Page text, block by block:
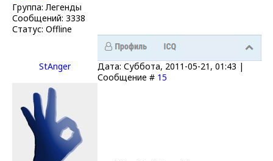
Группа: Легенды
Сообщений: 3338
Статус: Offline
StAnger
Дата: Суббота, 2011-05-21, 01:43 |
Сообщение # 15